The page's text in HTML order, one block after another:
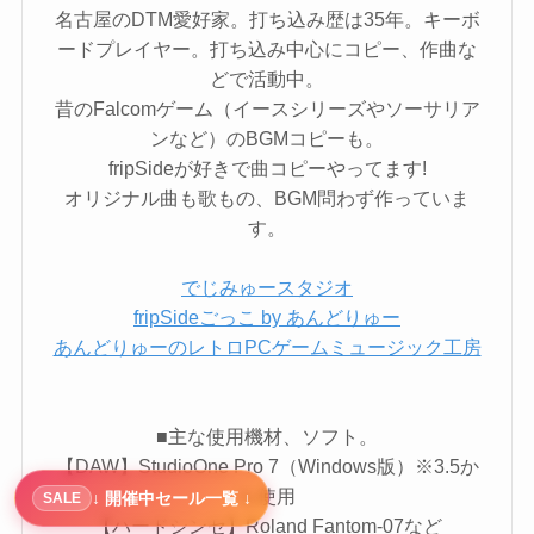
名古屋のDTM愛好家。打ち込み歴は35年。キーボ
ードプレイヤー。打ち込み中心にコピー、作曲な
どで活動中。
昔のFalcomゲーム（イースシリーズやソーサリア
ンなど）のBGMコピーも。
fripSideが好きで曲コピーやってます!
オリジナル曲も歌もの、BGM問わず作っていま
す。
でじみゅースタジオ
fripSideごっこ by あんどりゅー
あんどりゅーのレトロPCゲームミュージック工房
■主な使用機材、ソフト。
【DAW】StudioOne Pro 7（Windows版）※3.5か
ら使用
【ハードシンセ】Roland Fantom-07など
SALE ↓ 開催中セール一覧 ↓